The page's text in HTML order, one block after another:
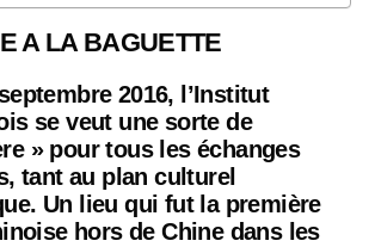
A LA BAGUETTE
2016, l’Institut
se veut une sorte de
» pour tous les échanges
tant au plan culturel
Un lieu qui fut la première
hors de Chine dans les